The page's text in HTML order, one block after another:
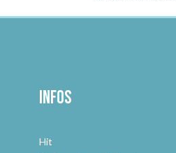
Infos
Hit